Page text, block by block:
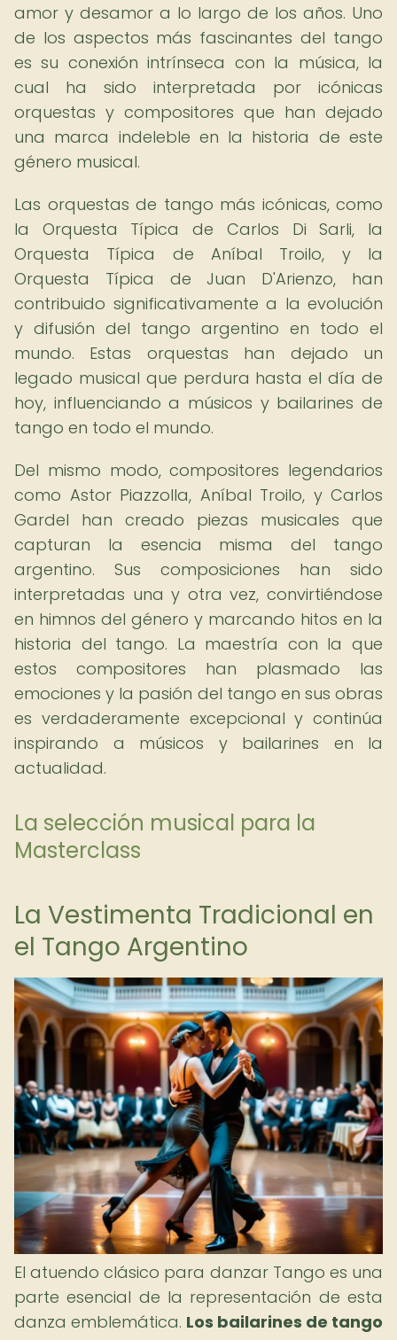
amor y desamor a lo largo de los años. Uno
de los aspectos más fascinantes del tango
es su conexión intrínseca con la música, la
cual ha sido interpretada por icónicas
orquestas y compositores que han dejado
una marca indeleble en la historia de este
género musical.
Las orquestas de tango más icónicas, como
la Orquesta Típica de Carlos Di Sarli, la
Orquesta Típica de Aníbal Troilo, y la
Orquesta Típica de Juan D'Arienzo, han
contribuido significativamente a la evolución
y difusión del tango argentino en todo el
mundo. Estas orquestas han dejado un
legado musical que perdura hasta el día de
hoy, influenciando a músicos y bailarines de
tango en todo el mundo.
Del mismo modo, compositores legendarios
como Astor Piazzolla, Aníbal Troilo, y Carlos
Gardel han creado piezas musicales que
capturan la esencia misma del tango
argentino. Sus composiciones han sido
interpretadas una y otra vez, convirtiéndose
en himnos del género y marcando hitos en la
historia del tango. La maestría con la que
estos compositores han plasmado las
emociones y la pasión del tango en sus obras
es verdaderamente excepcional y continúa
inspirando a músicos y bailarines en la
actualidad.
La selección musical para la
Masterclass
La Vestimenta Tradicional en
el Tango Argentino
El atuendo clásico para danzar Tango es una
parte esencial de la representación de esta
danza emblemática. Los bailarines de tango